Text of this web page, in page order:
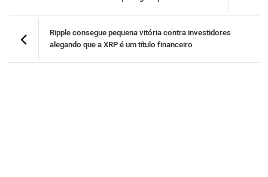
Ripple consegue pequena vitória contra investidores
alegando que a XRP é um título financeiro